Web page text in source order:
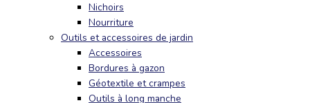
Nichoirs
Nourriture
Outils et accessoires de jardin
Accessoires
Bordures à gazon
Géotextile et crampes
Outils à long manche